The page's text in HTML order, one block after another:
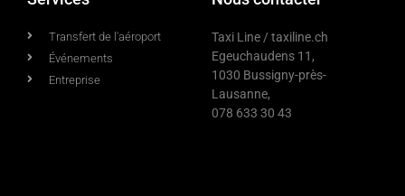
Transfert de l'aéroport
Événements
Entreprise
Taxi Line / taxiline.ch
Egeuchaudens 11,
1030 Bussigny-près-
Lausanne,
078 633 30 43